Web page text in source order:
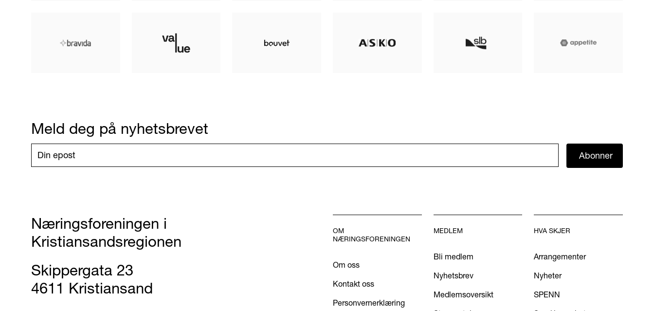
Meld deg på nyhetsbrevet
Abonner
Næringsforeningen i
Kristiansandsregionen
Skippergata 23
4611 Kristiansand
OM
NÆRINGSFORENINGEN
Om oss
Kontakt oss
Personvernerklæring
MEDLEM
Bli medlem
Nyhetsbrev
Medlemsoversikt
HVA SKJER
Arrangementer
Nyheter
SPENN